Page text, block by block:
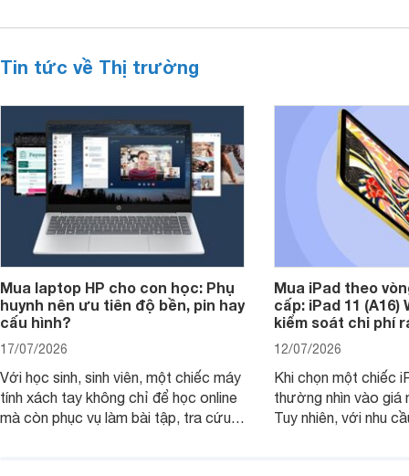
Tin tức về Thị trường
Mua laptop HP cho con học: Phụ
huynh nên ưu tiên độ bền, pin hay
cấu hình?
17/07/2026
Với học sinh, sinh viên, một chiếc máy
tính xách tay không chỉ để học online
mà còn phục vụ làm bài tập, tra cứu,
Mua iPad theo
cấp: iPad 11 (A16)
kiểm soát chi phí
12/07/2026
Khi chọn một chiếc
thường nhìn vào
Tuy nhiên, với nhu